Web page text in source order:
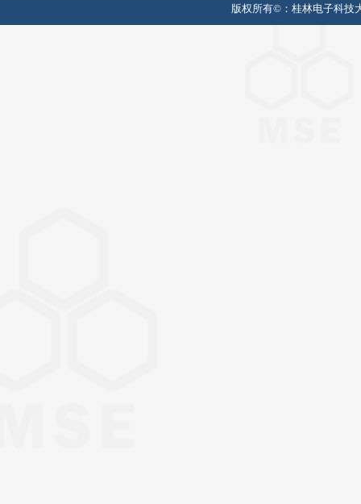
版权所有©： 桂林电子科技